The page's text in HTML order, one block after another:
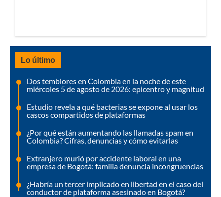
Lo último
Dos temblores en Colombia en la noche de este
miércoles 5 de agosto de 2026: epicentro y magnitud
Estudio revela a qué bacterias se expone al usar los
cascos compartidos de plataformas
¿Por qué están aumentando las llamadas spam en
Colombia? Cifras, denuncias y cómo evitarlas
Extranjero murió por accidente laboral en una
empresa de Bogotá: familia denuncia incongruencias
¿Habría un tercer implicado en libertad en el caso del
conductor de plataforma asesinado en Bogotá?